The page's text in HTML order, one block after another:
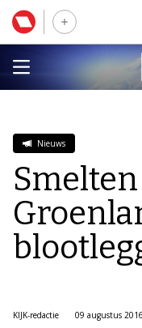
Nieuws
KIJK-redactie
09 augustus 2016